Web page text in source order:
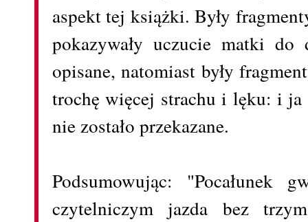
aspekt tej książki. Były
pokazywały uczucie matki
opisane, natomiast były
trochę więcej strachu i lęku: i ja
nie zostało przekazane.
Podsumowując: "Pocałunek
czytelniczym jazda bez